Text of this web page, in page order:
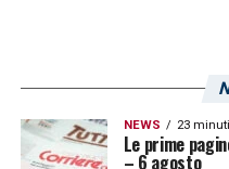
squadre in Italia,
penso solo a
NEWS 23
Le prime
– 6 agosto